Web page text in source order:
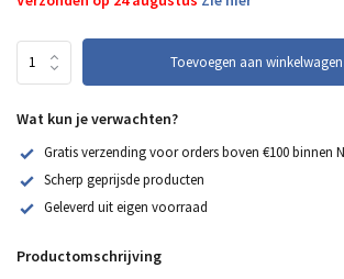
Toevoegen aan winkelwagen
Wat kun je verwachten?
Gratis verzending voor orders boven €100 binnen
Scherp geprijsde producten
Geleverd uit eigen voorraad
Productomschrijving